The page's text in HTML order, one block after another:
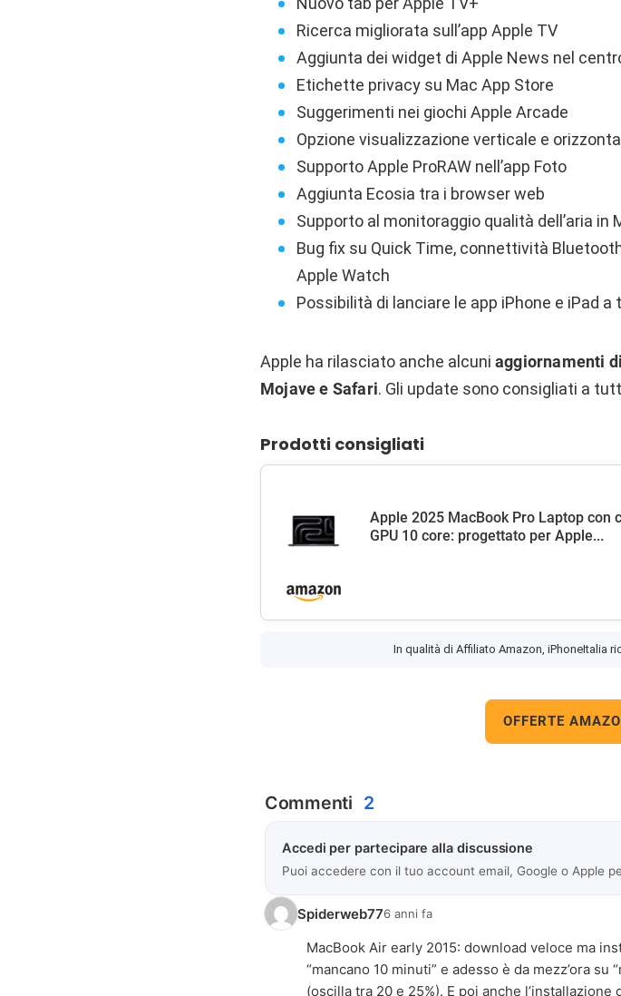
Ricerca migliorata sull’app Apple TV
Aggiunta dei widget di Apple News nel
Etichette privacy su Mac App Store
Suggerimenti nei giochi Apple Arcade
Opzione visualizzazione verticale e
Supporto Apple ProRAW nell’app Foto
Aggiunta Ecosia tra i browser web
Supporto al monitoraggio qualità dell’aria in
Bug fix su Quick Time, connettività
Apple Watch
Possibilità di lanciare le app iPhone e iPad
Apple ha rilasciato anche alcuni aggiornamenti
Mojave e Safari. Gli update sono consigliati a
Prodotti consigliati
Apple 2025 MacBook Pro Laptop con
GPU 10 core: progettato per Apple...
In qualità di Affiliato Amazon, iPhoneItalia
OFFERTE
Commenti 2
Accedi per partecipare alla discussione
Puoi accedere con il tuo account email, Google o Apple
Spiderweb776 anni fa
MacBook Air early 2015: download veloce ma
“mancano 10 minuti” e adesso è da mezz’ora
(oscilla tra 20 e 25%). E poi anche